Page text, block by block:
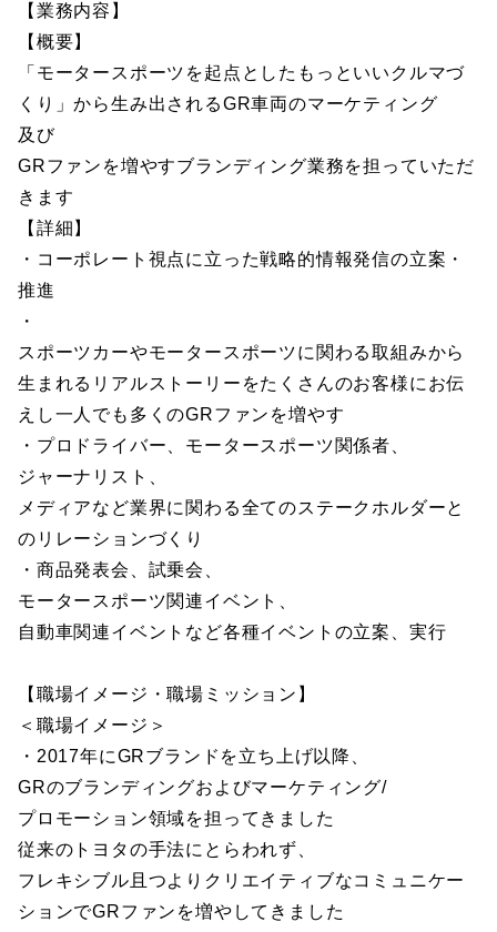
【業務内容】
【概要】
「モータースポーツを起点としたもっといいクルマづ
くり」から生み出されるGR車両のマーケティング
及び
GRファンを増やすブランディング業務を担っていただ
きます
【詳細】
・コーポレート視点に立った戦略的情報発信の立案・
推進
・
スポーツカーやモータースポーツに関わる取組みから
生まれるリアルストーリーをたくさんのお客様にお伝
えし一人でも多くのGRファンを増やす
・プロドライバー、モータースポーツ関係者、
ジャーナリスト、
メディアなど業界に関わる全てのステークホルダーと
のリレーションづくり
・商品発表会、試乗会、
モータースポーツ関連イベント、
自動車関連イベントなど各種イベントの立案、実行
【職場イメージ・職場ミッション】
＜職場イメージ＞
・2017年にGRブランドを立ち上げ以降、
GRのブランディングおよびマーケティング/
プロモーション領域を担ってきました
従来のトヨタの手法にとらわれず、
フレキシブル且つよりクリエイティブなコミュニケー
ションでGRファンを増やしてきました